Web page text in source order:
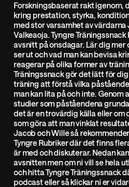
Forskningsbaserat rakt igenom,
kring prestation, styrka,
med stor varsamhet av värdarna
Valkeaoja. Tyngre
avsnitt på onsdagar. Lär dig mer
ser ut och vad man kan bevisa
reagerar på olika former av
Träningssnack gör det lätt för
träning att förstå vilka
man kan lita på och inte. Genom
studier som påståendena
det är en trovärdig källa eller
som göra att man vinklat
Jacob och Wille så
Tyngre Rubriker där det finns
är med och diskuterar. Nedan
avsnitten men om ni vill se hela
och hitta Tyngre Träningssnack
podcast eller så klickar ni er